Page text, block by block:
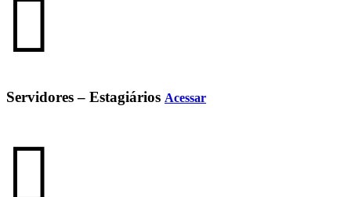
Servidores – Estagiários Acessar